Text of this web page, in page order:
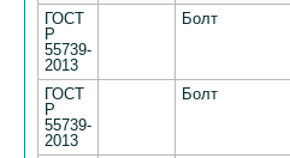
ГОСТ
Р
55739-
2013
Болт
ГОСТ
Р
55739-
2013
Болт